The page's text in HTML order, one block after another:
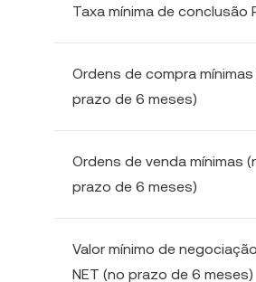
Taxa mínima de conclusão
Ordens de compra mínimas
prazo de 6 meses)
Ordens de venda mínimas
prazo de 6 meses)
Valor mínimo de negociação
NET (no prazo de 6 meses)